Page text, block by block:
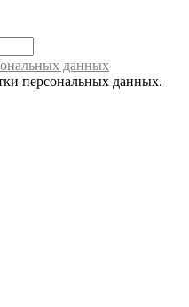
данных
персональных данных.